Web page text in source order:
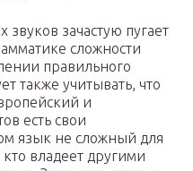
зачастую пугает
сложности
правильного
также учитывать, что
и
есть свои
язык не сложный для
владеет другими